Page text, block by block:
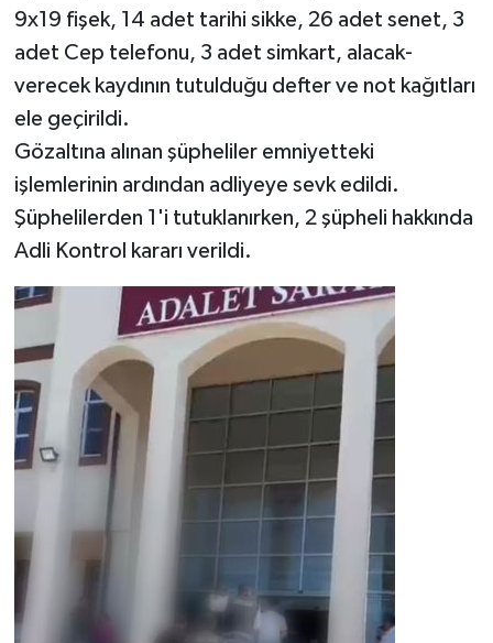
9x19 fişek, 14 adet tarihi sikke, 26 adet senet, 3
adet Cep telefonu, 3 adet simkart, alacak-
verecek kaydının tutulduğu defter ve not kağıtları
ele geçirildi.
Gözaltına alınan şüpheliler emniyetteki
işlemlerinin ardından adliyeye sevk edildi.
Şüphelilerden 1'i tutuklanırken, 2 şüpheli hakkında
Adli Kontrol kararı verildi.